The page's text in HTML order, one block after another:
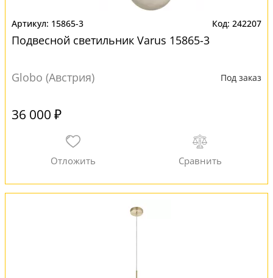
15865-3 242207
Подвесной светильник Varus 15865-3
Globo (Австрия) Под заказ
36 000 ₽